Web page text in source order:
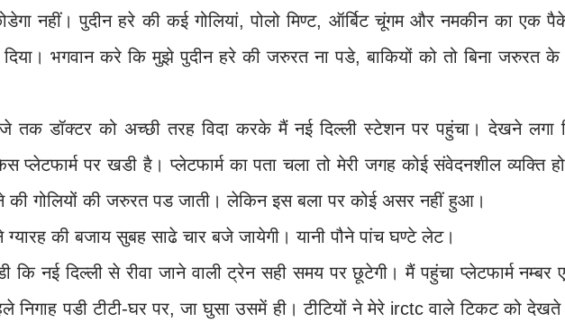
नहीं। पुदीन हरे की कई गोलियां, पोलो मिण्ट, ऑर्बिट चूंगम और नमकीन का एक
भगवान करे कि मुझे पुदीन हरे की जरुरत ना पडे, बाकियों को तो बिना जरुरत के
तक डॉक्टर को अच्छी तरह विदा करके मैं नई दिल्ली स्टेशन पर पहुंचा। देखने लगा
प्लेटफार्म पर खडी है। प्लेटफार्म का पता चला तो मेरी जगह कोई संवेदनशील व्यक्ति
की गोलियों की जरुरत पड जाती। लेकिन इस बला पर कोई असर नहीं हुआ।
की बजाय सुबह साढे चार बजे जायेगी। यानी पौने पांच घण्टे लेट।
कि नई दिल्ली से रीवा जाने वाली ट्रेन सही समय पर छूटेगी। मैं पहुंचा प्लेटफार्म नम्बर
निगाह पडी टीटी-घर पर, जा घुसा उसमें ही। टीटियों ने मेरे irctc वाले टिकट को देखते